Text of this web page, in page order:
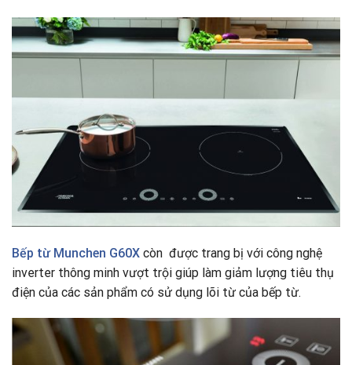
Bếp từ Munchen G60X còn được trang bị với công nghệ
inverter thông minh vượt trội giúp làm giảm lượng tiêu thụ
điện của các sản phẩm có sử dụng lõi từ của bếp từ.